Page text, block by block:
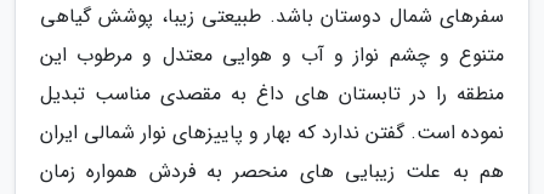
سفرهای شمال دوستان باشد. طبیعتی زیبا، پوشش گیاهی
متنوع و چشم نواز و آب و هوایی معتدل و مرطوب این
منطقه را در تابستان های داغ به مقصدی مناسب تبدیل
نموده است. گفتن ندارد که بهار و پاییزهای نوار شمالی ایران
هم به علت زیبایی های منحصر به فردش همواره زمان